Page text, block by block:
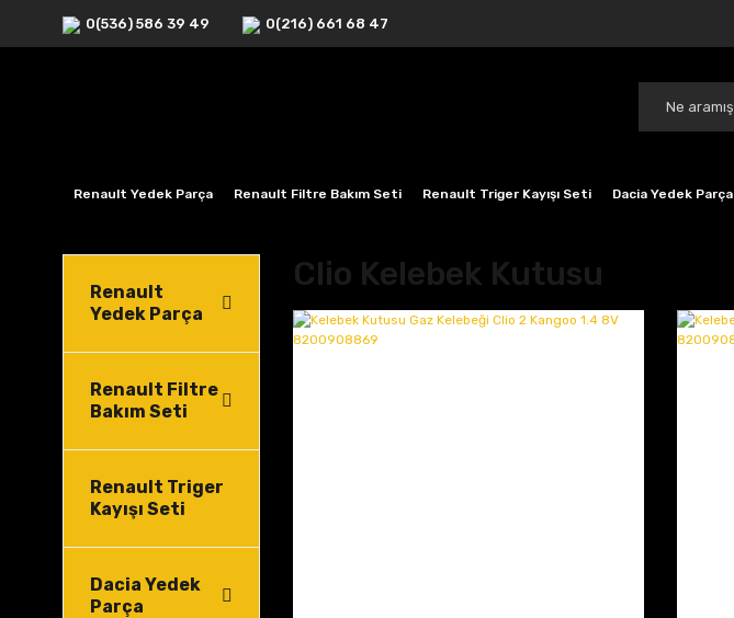
0(536) 586 39 49 0(216) 661 68 47
Renault Yedek Parça Renault Filtre Bakım Seti Renault Triger Kayışı Seti Dacia Yedek Parça
Renault
Yedek Parça
Renault Filtre
Bakım Seti
Renault Triger
Kayışı Seti
Dacia Yedek
Parça
Clio Kelebek Kutusu